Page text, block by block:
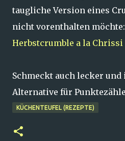
taugliche Version eines
nicht vorenthalten möchte:
Herbstcrumble a la Chrissi
Schmeckt auch lecker und
Alternative für
KÜCHENTEUFEL (REZEPTE)